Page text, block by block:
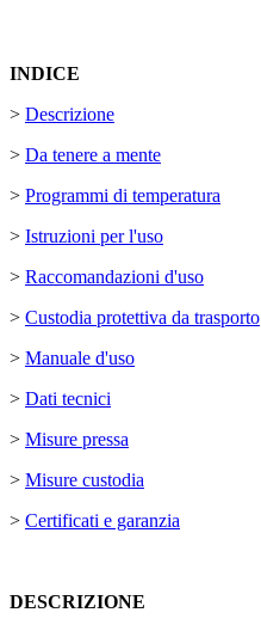
INDICE
> Descrizione
> Da tenere a mente
> Programmi di temperatura
> Istruzioni per l'uso
> Raccomandazioni d'uso
> Custodia protettiva da trasporto
> Manuale d'uso
> Dati tecnici
> Misure pressa
> Misure custodia
> Certificati e garanzia
DESCRIZIONE